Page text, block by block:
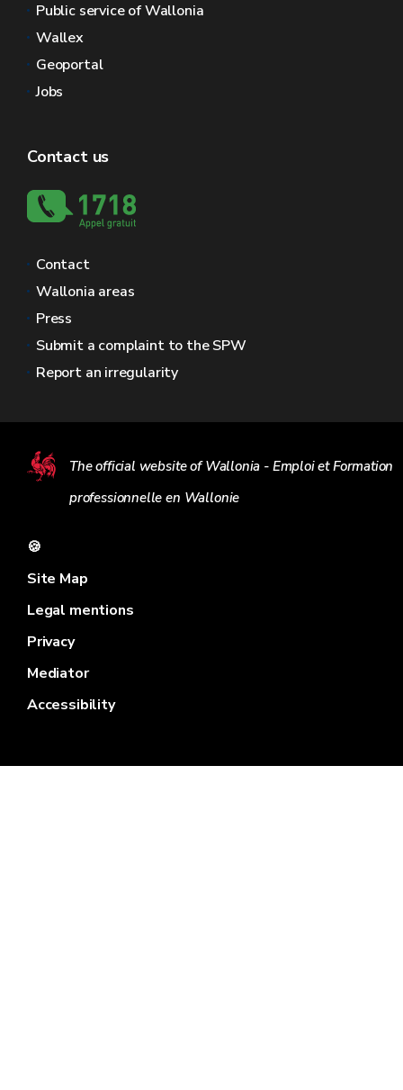
Public service of Wallonia
Wallex
Geoportal
Jobs
Contact us
Contact
Wallonia areas
Press
Submit a complaint to the SPW
Report an irregularity
The official website of Wallonia - Emploi et Formation
professionnelle en Wallonie
🍪
Site Map
Legal mentions
Privacy
Mediator
Accessibility